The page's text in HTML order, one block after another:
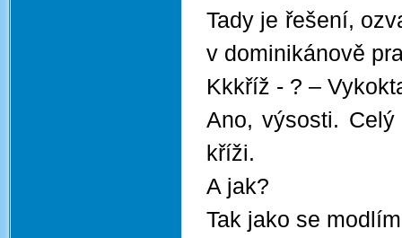
Tady je řešení,
v dominikánově
Kkkříž - ? –
Ano, výsosti.
kříži.
A jak?
Tak jako se